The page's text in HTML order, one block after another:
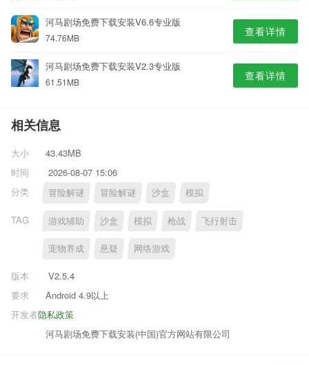
河马剧场免费下载安装V6.6专业版
74.76MB 查看详情
河马剧场免费下载安装V2.3专业版
61.51MB 查看详情
相关信息
大小
43.43MB
时间
2026-08-07 15:06
分类
冒险解谜 冒险解谜 沙盒 模拟
TAG 游戏辅助 沙盒 模拟 枪战 飞行射击
宠物养成 悬疑 网络游戏
版本
V2.5.4
要求
Android 4.9以上
隐私政策
开发者
河马剧场免费下载安装(中国)官方网站有限公司